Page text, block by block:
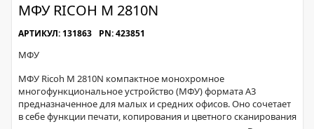
МФУ RICOH M 2810N
АРТИКУЛ: 131863 PN: 423851
МФУ
МФУ Ricoh M 2810N компактное монохромное
многофункциональное устройство (МФУ) формата А3
предназначенное для малых и средних офисов. Оно сочетает
в себе функции печати, копирования и цветного сканирования